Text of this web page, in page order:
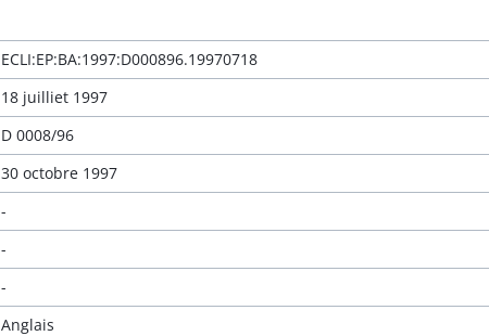
ECLI:EP:BA:1997:D000896.19970718
18 juilliet 1997
D 0008/96
30 octobre 1997
-
-
-
Anglais